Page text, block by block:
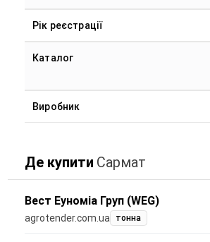
Рік реєстрації
Каталог
Виробник
Де купити Сармат
Вест Еуноміа Груп (WEG)
agrotender.com.ua тонна